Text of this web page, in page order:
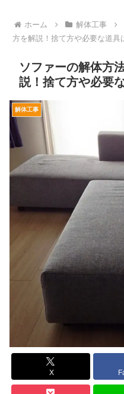
ホーム 解体工事
方を解説！捨て方や必要な道具
ソファーの解体方
説！捨て方や必要
解体工事
X